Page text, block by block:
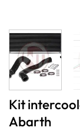
Kit
Abarth